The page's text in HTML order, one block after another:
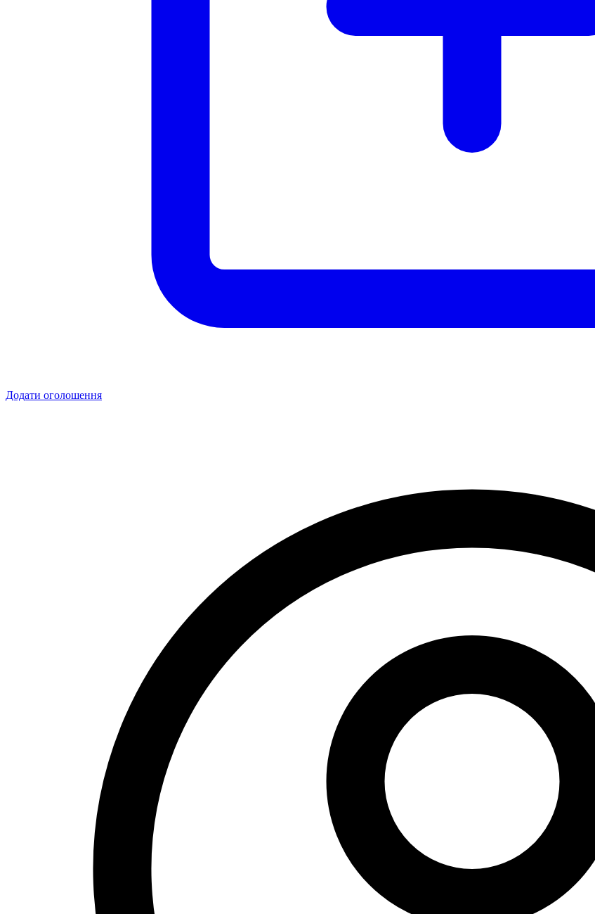
Додати оголошення